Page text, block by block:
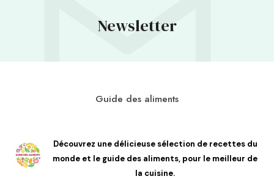
Newsletter
Guide des aliments
Découvrez une délicieuse sélection de recettes du
monde et le guide des aliments, pour le meilleur de
la cuisine.